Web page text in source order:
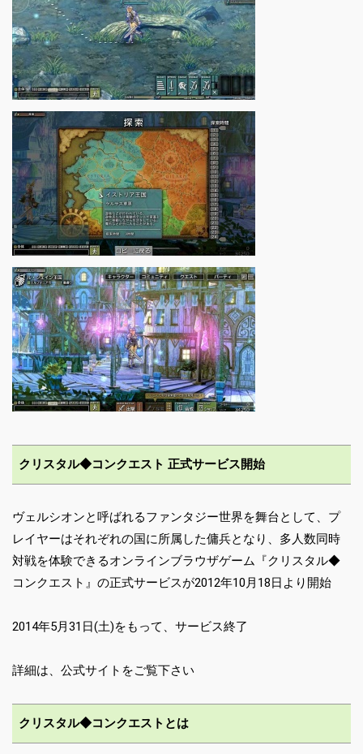
クリスタル◆コンクエスト 正式サービス開始
ヴェルシオンと呼ばれるファンタジー世界を舞台として、プ
レイヤーはそれぞれの国に所属した傭兵となり、多人数同時
対戦を体験できるオンラインブラウザゲーム『クリスタル◆
コンクエスト』の正式サービスが2012年10月18日より開始
2014年5月31日(土)をもって、サービス終了
詳細は、公式サイトをご覧下さい
クリスタル◆コンクエストとは